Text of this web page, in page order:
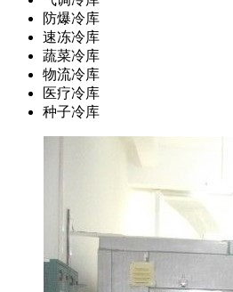
防爆冷库
速冻冷库
蔬菜冷库
物流冷库
医疗冷库
种子冷库